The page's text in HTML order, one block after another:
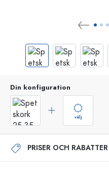
Din konfiguration
välj
PRISER OCH RABATTER